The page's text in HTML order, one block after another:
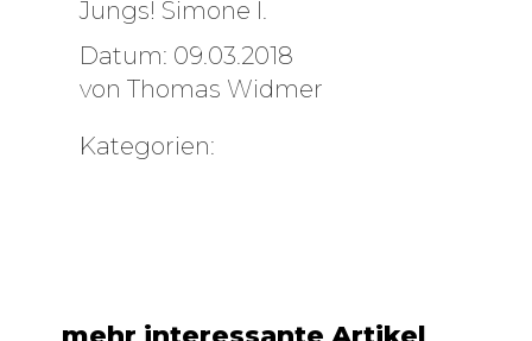
Jungs! Simone I.
Datum: 09.03.2018
vonThomas Widmer
Kategorien:
Handwerkern über das
für einen der
größe – Das Merkel